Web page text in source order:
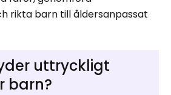
rikta barn till åldersanpassat
uttryckligt
barn?